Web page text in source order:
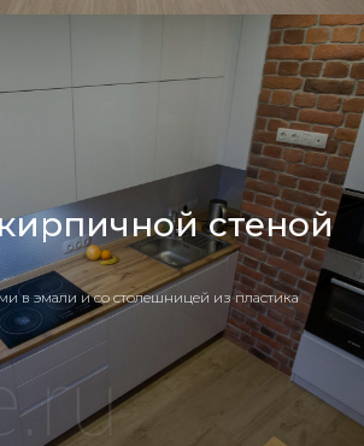
стеной
в эмали и со столешницей из пластика